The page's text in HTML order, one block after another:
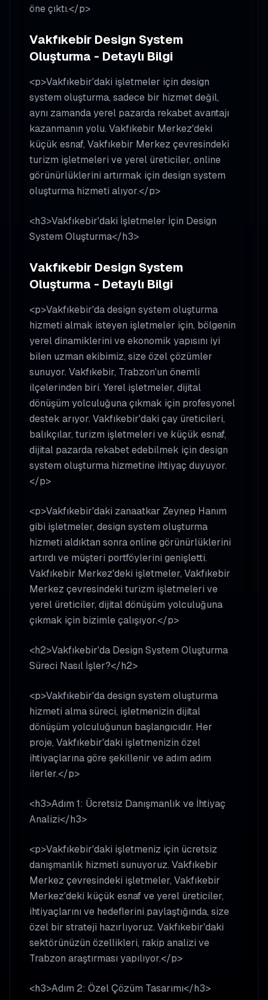
öne çıktı.</p>
Vakfıkebir Design System
Oluşturma - Detaylı Bilgi
<p>Vakfıkebir'daki işletmeler için design
system oluşturma, sadece bir hizmet değil,
aynı zamanda yerel pazarda rekabet avantajı
kazanmanın yolu. Vakfıkebir Merkez'deki
küçük esnaf, Vakfıkebir Merkez çevresindeki
turizm işletmeleri ve yerel üreticiler, online
görünürlüklerini artırmak için design system
oluşturma hizmeti alıyor.</p>
<h3>Vakfıkebir'daki İşletmeler İçin Design
System Oluşturma</h3>
Vakfıkebir Design System
Oluşturma - Detaylı Bilgi
<p>Vakfıkebir'da design system oluşturma
hizmeti almak isteyen işletmeler için, bölgenin
yerel dinamiklerini ve ekonomik yapısını iyi
bilen uzman ekibimiz, size özel çözümler
sunuyor. Vakfıkebir, Trabzon'un önemli
ilçelerinden biri. Yerel işletmeler, dijital
dönüşüm yolculuğuna çıkmak için profesyonel
destek arıyor. Vakfıkebir'daki çay üreticileri,
balıkçılar, turizm işletmeleri ve küçük esnaf,
dijital pazarda rekabet edebilmek için design
system oluşturma hizmetine ihtiyaç duyuyor.
</p>
<p>Vakfıkebir'daki zanaatkar Zeynep Hanım
gibi işletmeler, design system oluşturma
hizmeti aldıktan sonra online görünürlüklerini
artırdı ve müşteri portföylerini genişletti.
Vakfıkebir Merkez'deki işletmeler, Vakfıkebir
Merkez çevresindeki turizm işletmeleri ve
yerel üreticiler, dijital dönüşüm yolculuğuna
çıkmak için bizimle çalışıyor.</p>
<h2>Vakfıkebir'da Design System Oluşturma
Süreci Nasıl İşler?</h2>
<p>Vakfıkebir'da design system oluşturma
hizmeti alma süreci, işletmenizin dijital
dönüşüm yolculuğunun başlangıcıdır. Her
proje, Vakfıkebir'daki işletmenizin özel
ihtiyaçlarına göre şekillenir ve adım adım
ilerler.</p>
<h3>Adım 1: Ücretsiz Danışmanlık ve İhtiyaç
Analizi</h3>
<p>Vakfıkebir'daki işletmeniz için ücretsiz
danışmanlık hizmeti sunuyoruz. Vakfıkebir
Merkez çevresindeki işletmeler, Vakfıkebir
Merkez'deki küçük esnaf ve yerel üreticiler,
ihtiyaçlarını ve hedeflerini paylaştığında, size
özel bir strateji hazırlıyoruz. Vakfıkebir'daki
sektörünüzün özellikleri, rakip analizi ve
Trabzon araştırması yapılıyor.</p>
<h3>Adım 2: Özel Çözüm Tasarımı</h3>